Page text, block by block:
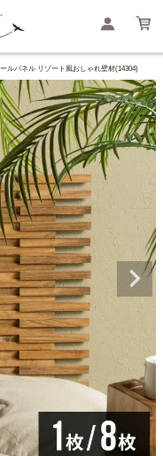
ルパネル リゾート風おしゃれ壁材(14304)